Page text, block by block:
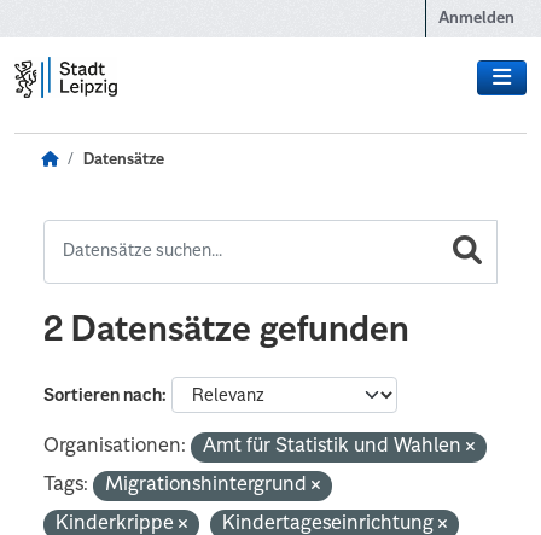
Anmelden
Datensätze
2 Datensätze gefunden
Sortieren nach
Organisationen:
Amt für Statistik und Wahlen
Tags:
Migrationshintergrund
Kinderkrippe
Kindertageseinrichtung